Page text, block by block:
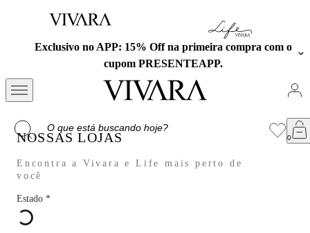
Exclusivo no APP: 15% Off na primeira compra com o
cupom PRESENTEAPP.
NOSSAS LOJAS
Encontra a Vivara e Life mais perto de
você
Estado *